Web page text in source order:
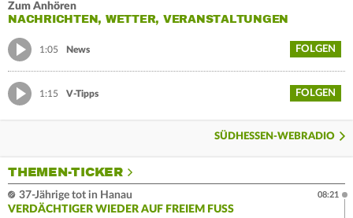
Zum Anhören
NACHRICHTEN, WETTER, VERANSTALTUNGEN
1:05 News FOLGEN
1:15 V-Tipps FOLGEN
SÜDHESSEN-WEBRADIO
THEMEN-TICKER
37-Jährige tot in Hanau
VERDÄCHTIGER WIEDER AUF FREIEM FUSS
08:21